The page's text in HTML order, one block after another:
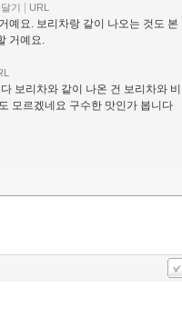
기 URL
예요. 보리차랑 같이 나오는 것도 본
거예요.
보리차와 같이 나온 건 보리차와
모르겠네요 구수한 맛인가 봅니다